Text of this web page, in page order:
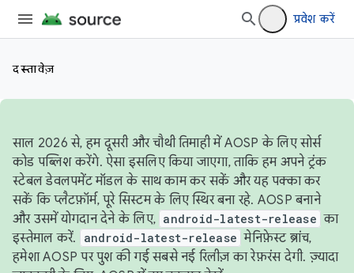
प्रवेश करें
दस्तावेज़
साल 2026 से, हम दूसरी और चौथी तिमाही में AOSP के लिए सोर्स
कोड पब्लिश करेंगे. ऐसा इसलिए किया जाएगा, ताकि हम अपने ट्रंक
स्टेबल डेवलपमेंट मॉडल के साथ काम कर सकें और यह पक्का कर
सकें कि प्लैटफ़ॉर्म, पूरे सिस्टम के लिए स्थिर बना रहे. AOSP बनाने
और उसमें योगदान देने के लिए, android-latest-release का
इस्तेमाल करें.
android-latest-release मेनिफ़ेस्ट ब्रांच,
हमेशा AOSP पर पुश की गई सबसे नई रिलीज़ का रेफ़रंस देगी. ज़्यादा